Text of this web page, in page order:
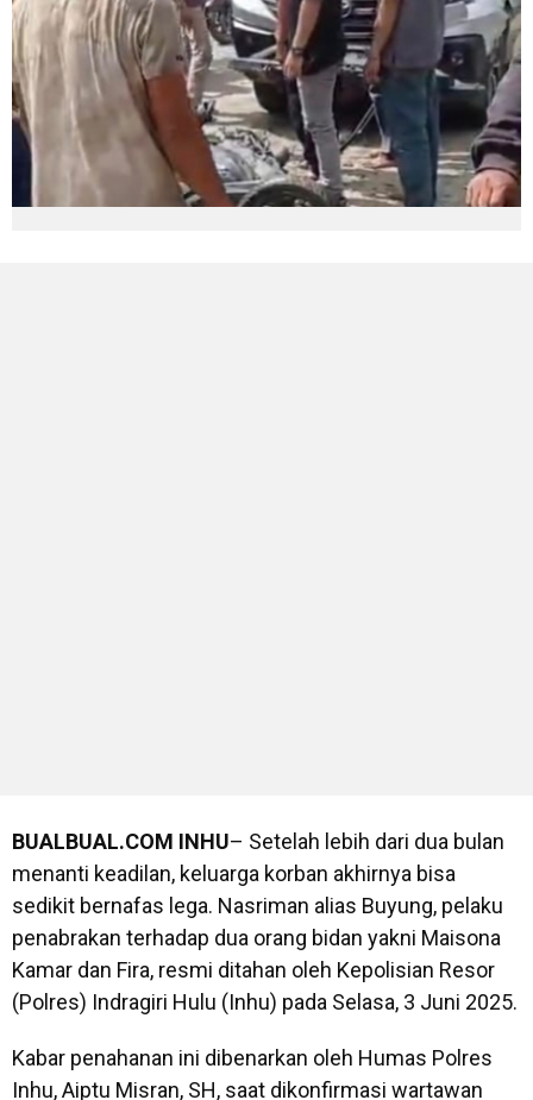
BUALBUAL.COM INHU– Setelah lebih dari dua bulan
menanti keadilan, keluarga korban akhirnya bisa
sedikit bernafas lega. Nasriman alias Buyung, pelaku
penabrakan terhadap dua orang bidan yakni Maisona
Kamar dan Fira, resmi ditahan oleh Kepolisian Resor
(Polres) Indragiri Hulu (Inhu) pada Selasa, 3 Juni 2025.
Kabar penahanan ini dibenarkan oleh Humas Polres
Inhu, Aiptu Misran, SH, saat dikonfirmasi wartawan